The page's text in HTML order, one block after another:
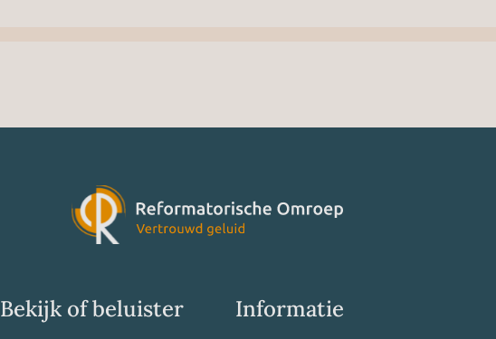
Bekijk of beluister Informatie